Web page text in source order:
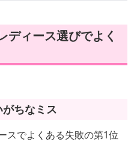
ディース選びでよく
ちなミス
スでよくある失敗の第1位